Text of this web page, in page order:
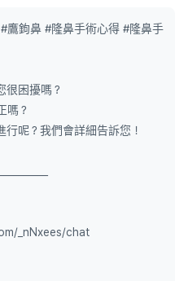
鷹鉤鼻 #隆鼻手術心得 #隆鼻手
很困擾嗎？
嗎？
呢？我們會詳細告訴您！
_nNxees/chat